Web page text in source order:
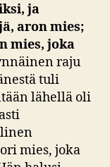
ja
aron mies;
mies, joka
raju
tuli
lähellä oli
mies, joka